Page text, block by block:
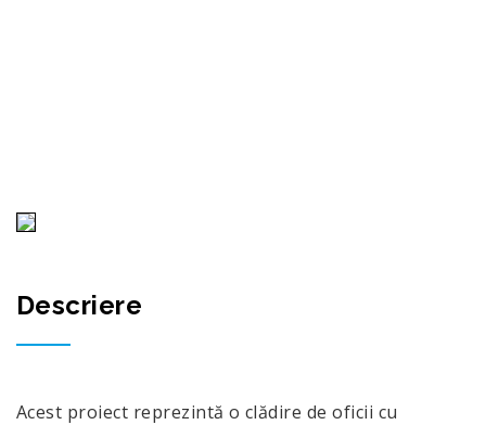
Descriere
Acest proiect reprezintă o clădire de oficii cu